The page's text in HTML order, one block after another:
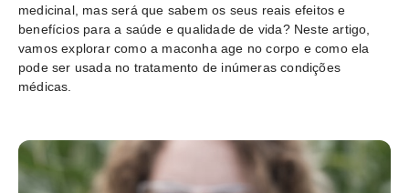
medicinal, mas será que sabem os seus reais efeitos e
benefícios para a saúde e qualidade de vida? Neste artigo,
vamos explorar como a maconha age no corpo e como ela
pode ser usada no tratamento de inúmeras condições
médicas.